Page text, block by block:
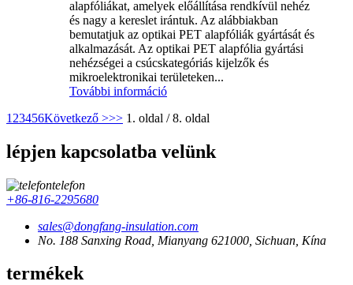
alapfóliákat, amelyek előállítása rendkívül nehéz
és nagy a kereslet irántuk. Az alábbiakban
bemutatjuk az optikai PET alapfóliák gyártását és
alkalmazását. Az optikai PET alapfólia gyártási
nehézségei a csúcskategóriás kijelzők és
mikroelektronikai területeken...
További információ
1 23456Következő >>> 1. oldal / 8. oldal
lépjen kapcsolatba velünk
telefon
+86-816-2295680
sales@dongfang-insulation.com
No. 188 Sanxing Road, Mianyang 621000, Sichuan, Kína
termékek